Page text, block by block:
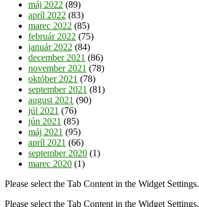
máj 2022 (89)
apríl 2022 (83)
marec 2022 (85)
február 2022 (75)
január 2022 (84)
december 2021 (86)
november 2021 (78)
október 2021 (78)
september 2021 (81)
august 2021 (90)
júl 2021 (76)
jún 2021 (85)
máj 2021 (95)
apríl 2021 (66)
september 2020 (1)
marec 2020 (1)
Please select the Tab Content in the Widget Settings.
Please select the Tab Content in the Widget Settings.